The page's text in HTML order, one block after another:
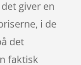
giver en
i de
det
faktisk